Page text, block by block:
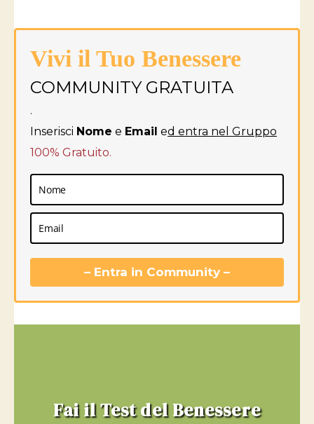
Vivi il Tuo Benessere
COMMUNITY GRATUITA
.
Inserisci Nome e Email ed entra nel Gruppo
100% Gratuito.
– Entra in Community –
Fai il Test del Benessere